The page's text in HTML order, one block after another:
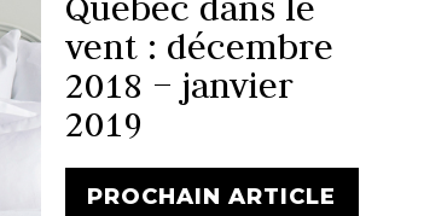
vent : décembre
2018 – janvier
2019
PROCHAIN ARTICLE